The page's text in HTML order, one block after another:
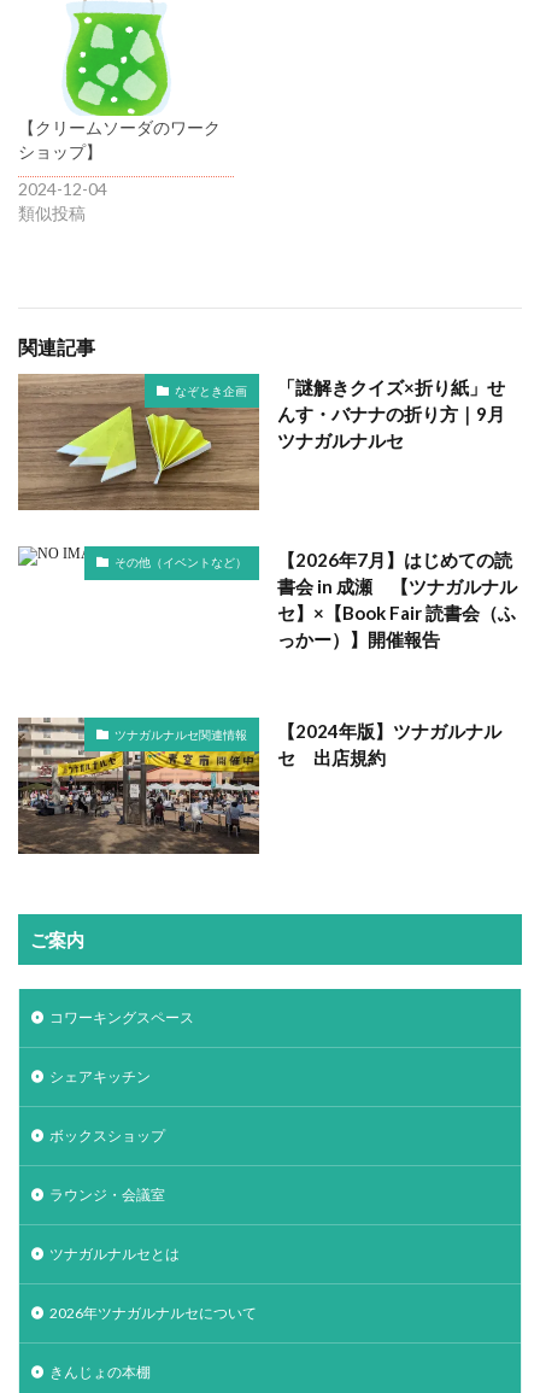
【クリームソーダのワーク
ショップ】
2024-12-04
類似投稿
関連記事
なぞとき企画
「謎解きクイズ×折り紙」せ
んす・バナナの折り方｜9月
ツナガルナルセ
その他（イベントなど）
【2026年7月】はじめての読
書会 in 成瀬 【ツナガルナル
セ】×【Book Fair 読書会（ふ
っかー）】開催報告
ツナガルナルセ関連情報
【2024年版】ツナガルナル
セ 出店規約
ご案内
コワーキングスペース
シェアキッチン
ボックスショップ
ラウンジ・会議室
ツナガルナルセとは
2026年ツナガルナルセについて
きんじょの本棚